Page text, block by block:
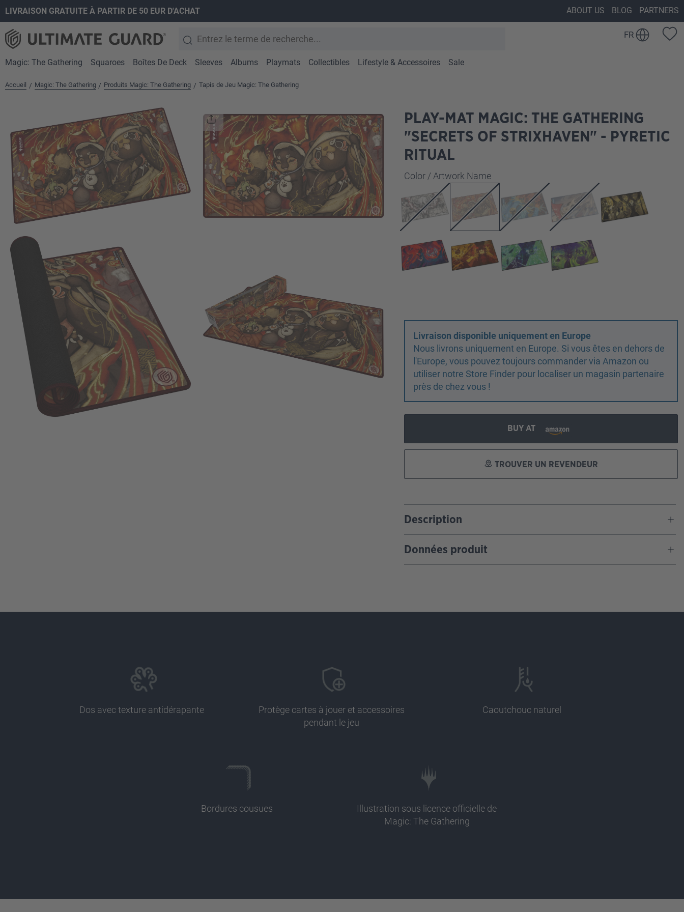
Passer à la navigation principale
LIVRAISON GRATUITE À PARTIR DE 50 EUR D'ACHAT ABOUT US BLOG PARTNERS
FR
Magic: The Gathering Squaroes Boîtes De Deck Sleeves Albums Playmats Collectibles Lifestyle & Accessoires Sale
Accueil / Magic: The Gathering / Produits Magic: The Gathering / Tapis de Jeu Magic: The Gathering
PLAY-MAT MAGIC: THE GATHERING
"SECRETS OF STRIXHAVEN" - PYRETIC
RITUAL
Sélectionnez
Color / Artwork Name
Livraison disponible uniquement en Europe
Nous livrons uniquement en Europe. Si vous êtes en dehors de
l'Europe, vous pouvez toujours commander via Amazon ou
utiliser notre Store Finder pour localiser un magasin partenaire
près de chez vous !
BUY AT
TROUVER UN REVENDEUR
Description
Données produit
Dos avec texture antidérapante
Protège cartes à jouer et accessoires
pendant le jeu
Caoutchouc naturel
Bordures cousues
Illustration sous licence officielle de
Magic: The Gathering